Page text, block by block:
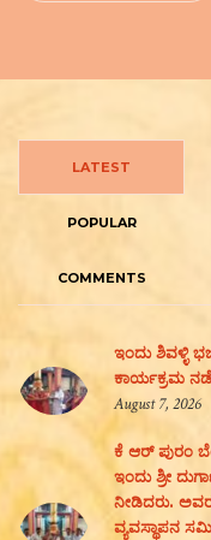
LATEST
POPULAR
COMMENTS
ಇಂದು ಶಿವಳ್ಳಿ
ಕಾರ್ಯಕ್ರಮ
August 7, 2026
ಕೆ ಆರ್ ಪುರಂ
ಇಂದು ಶ್ರೀ
ನೀಡಿದರು.
ವ್ಯವಸ್ಥಾಪನ